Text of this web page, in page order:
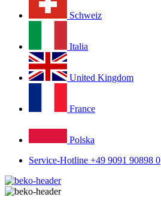
Schweiz
Italia
United Kingdom
France
Polska
Service-Hotline +49 9091 90898 0